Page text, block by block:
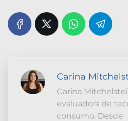
Carina
Carina
evaluadora de
consumo. Desde